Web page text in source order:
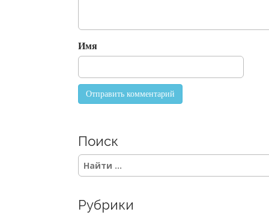
o
n
Имя
Поиск
S
e
c
Рубрики